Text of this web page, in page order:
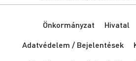
Önkormányzat Hivatal
Adatvédelem / Bejelentések